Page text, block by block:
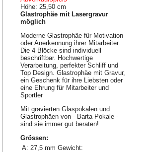
Höhe: 25,50 cm
Glastrophäe mit Lasergravur
möglich
Moderne Glastrophäe für Motivation
oder Anerkennung ihrer Mitarbeiter.
Die 4 Blöcke sind individuell
beschriftbar. Hochwertige
Verarbeitung, perfekter Schliff und
Top Design. Glastrophäe mit Gravur,
ein Geschenk für ihre Liebsten oder
eine Ehrung für Mitarbeiter und
Sportler
Mit gravierten Glaspokalen und
Glastrophäen von - Barta Pokale -
sind sie immer gut beraten!
Grössen:
A: 27,5 mm Gewicht: